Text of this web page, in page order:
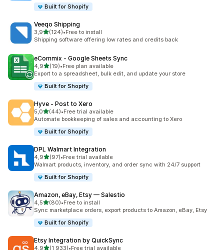
Built for Shopify
Veeqo Shipping
3,9/ 5 tähteä
(124)
124 arvostelua yhteensä
•Free to install
Shipping software offering low rates and credits back
eCommix ‑ Google Sheets Sync
4,9/ 5 tähteä
(19)
19 arvostelua yhteensä
•Free plan available
Export to a spreadsheet, bulk edit, and update your store
Built for Shopify
Hyve ‑ Post to Xero
5,0/ 5 tähteä
(44)
44 arvostelua yhteensä
•Free trial available
Automate bookkeeping of sales and accounting to Xero
Built for Shopify
DPL Walmart Integration
4,9/ 5 tähteä
(97)
97 arvostelua yhteensä
•Free trial available
Walmart products, inventory, and order sync with 24/7 support
Built for Shopify
Amazon, eBay, Etsy — Salestio
4,5/ 5 tähteä
(80)
80 arvostelua yhteensä
•Free to install
Sync marketplace orders, export products to Amazon, eBay, Etsy
Built for Shopify
Etsy Integration by QuickSync
4,9/ 5 tähteä
(1 933)•Free trial available